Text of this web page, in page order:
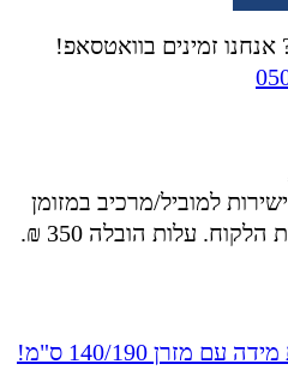
זמינים בוואטסאפ!
למוביל/מרכיב במזומן
עלות הובלה 350 ₪.